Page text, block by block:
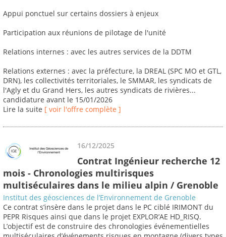
Appui ponctuel sur certains dossiers à enjeux
Participation aux réunions de pilotage de l'unité
Relations internes : avec les autres services de la DDTM
Relations externes : avec la préfecture, la DREAL (SPC MO et GTL,
DRN), les collectivités territoriales, le SMMAR, les syndicats de
l'Agly et du Grand Hers, les autres syndicats de rivières...
candidature avant le 15/01/2026
Lire la suite [ voir l'offre complète ]
16/12/2025
Contrat Ingénieur recherche 12
mois - Chronologies multirisques
multiséculaires dans le milieu alpin / Grenoble
Institut des géosciences de l’Environnement de Grenoble
Ce contrat s’insère dans le projet dans le PC ciblé IRIMONT du
PEPR Risques ainsi que dans le projet EXPLOR’AE HD_RISQ.
L’objectif est de construire des chronologies événementielles